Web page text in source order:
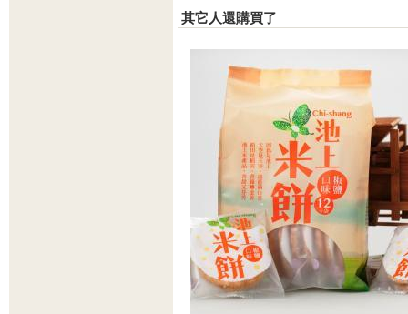
其它人還購買了